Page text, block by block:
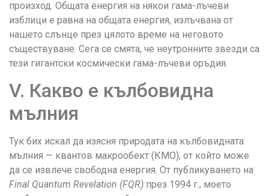
произход. Общата енергия на някои гама-лъчеви
изблици е равна на общата енергия, излъчвана от
нашето слънце през цялото време на неговото
съществуване. Сега се смята, че неутронните звезди са
тези гигантски космически гама-лъчеви оръдия.
V. Какво е кълбовидна
мълния
Тук бих искал да изясня природата на кълбовидната
мълния — квантов макрообект (КМО), от който може
да се извлече свободна енергия. От публикуването на
Final Quantum Revelation (FQR) през 1994 г., моето